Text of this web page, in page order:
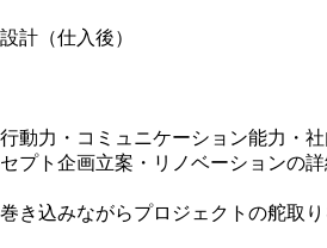
計（仕入後）
動力・コミュニケーション能力・
プト企画立案・リノベーションの
き込みながらプロジェクトの舵取